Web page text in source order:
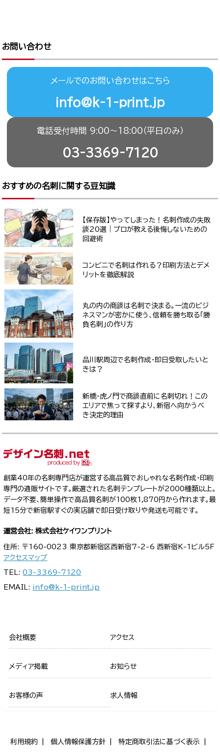
お問い合わせ
メールでのお問い合わせはこちら
info@k-1-print.jp
電話受付時間 9:00〜18:00（平日のみ）
03-3369-7120
おすすめの名刺に関する豆知識
【保存版】やってしまった！名刺作成の失敗
談20選｜プロが教える後悔しないための
回避術
コンビニで名刺は作れる？印刷方法とデメ
リットを徹底解説
丸の内の商談は名刺で決まる。一流のビジ
ネスマンが密かに使う、信頼を勝ち取る「勝
負名刺」の作り方
品川駅周辺で名刺作成・即日受取したいと
きは？
新橋・虎ノ門で商談直前に名刺切れ！この
エリアで焦って探すより、新宿へ向かうべ
き決定的理由
創業40年の名刺専門店が運営する高品質でおしゃれな名刺作成・印刷
専門の通販サイトです。厳選された名刺テンプレートが2000種類以上。
データ不要、簡単操作で高品質名刺が100枚1,870円から作れます。最
短15分で新宿駅すぐの実店舗で即日受け取りや発送も可能です。
運営会社: 株式会社ケイワンプリント
住所: 〒160-0023 東京都新宿区西新宿7-2-6 西新宿K-1ビル5F
アクセスマップ
TEL:03-3369-7120
EMAIL: info@k-1-print.jp
会社概要 アクセス
メディア掲載 お知らせ
お客様の声 求人情報
利用規約 個人情報保護方針 特定商取引法に基づく表示